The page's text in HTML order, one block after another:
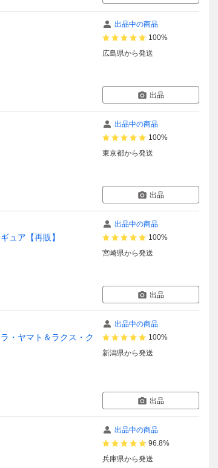
出品中の商品
100%
広島県から発送
出品
出品中の商品
100%
東京都から発送
出品
ュア【再販】
出品中の商品
100%
宮崎県から発送
出品
・ヤマト＆ラクス・ク
出品中の商品
100%
新潟県から発送
出品
出品中の商品
96.8%
兵庫県から発送